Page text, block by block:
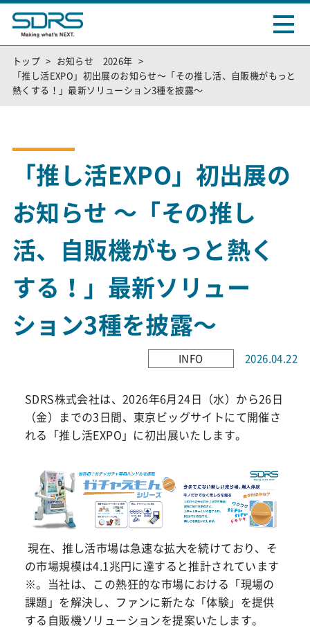
トップ
お知らせ 2026年
「推し活EXPO」初出展のお知らせ〜「その推し活、自販機がもっと
熱くする！」最新ソリューション3種を披露〜
「推し活EXPO」初出展の
お知らせ 〜「その推し
活、自販機がもっと熱く
する！」最新ソリュー
ション3種を披露〜
INFO 2026.04.22
SDRS株式会社は、2026年6月24日（水）から26日
（金）までの3日間、東京ビッグサイトにて開催さ
れる「推し活EXPO」に初出展いたします。
現在、推し活市場は急速な拡大を続けており、そ
の市場規模は4.1兆円に達すると推計されています
※。当社は、この熱狂的な市場における「現場の
課題」を解決し、ファンに新たな「体験」を提供
する自販機ソリューションを提案いたします。